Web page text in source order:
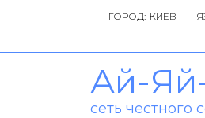
ГОРОД:
Ай-
сеть честного